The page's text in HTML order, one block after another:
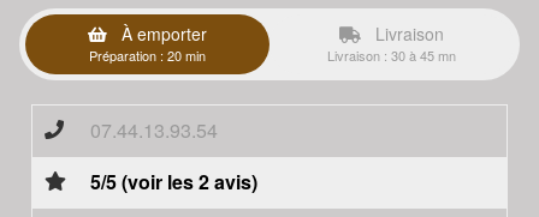
À emporter
Préparation : 20 min
Livraison
Livraison : 30 à 45 mn
07.44.13.93.54
5/5 (voir les 2 avis)